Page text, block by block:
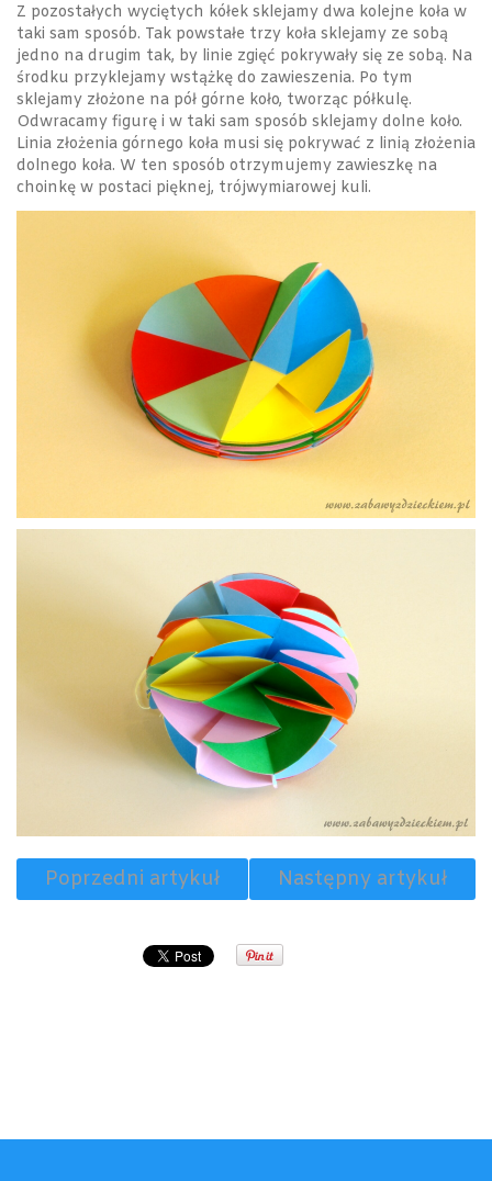
Z pozostałych wyciętych kółek sklejamy dwa kolejne koła w
taki sam sposób. Tak powstałe trzy koła sklejamy ze sobą
jedno na drugim tak, by linie zgięć pokrywały się ze sobą. Na
środku przyklejamy wstążkę do zawieszenia. Po tym
sklejamy złożone na pół górne koło, tworząc półkulę.
Odwracamy figurę i w taki sam sposób sklejamy dolne koło.
Linia złożenia górnego koła musi się pokrywać z linią złożenia
dolnego koła. W ten sposób otrzymujemy zawieszkę na
choinkę w postaci pięknej, trójwymiarowej kuli.
Poprzedni artykuł Następny artykuł